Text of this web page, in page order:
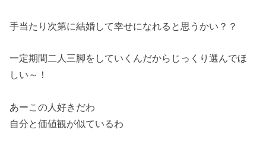
手当たり次第に結婚して幸せになれると思うかい？？
一定期間二人三脚をしていくんだからじっくり選んでほ
しい～！
あーこの人好きだわ
自分と価値観が似ているわ